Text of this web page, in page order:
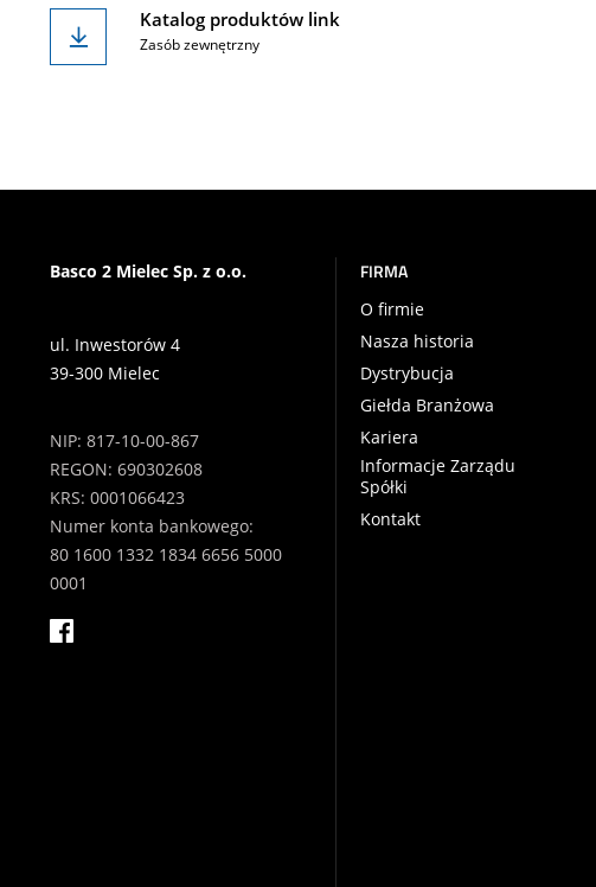
Katalog produktów link
Zasób zewnętrzny
Basco 2 Mielec Sp. z o.o.
ul. Inwestorów 4
39-300 Mielec
NIP: 817-10-00-867
REGON: 690302608
KRS: 0001066423
Numer konta bankowego:
80 1600 1332 1834 6656 5000
0001
FIRMA
O firmie
Nasza historia
Dystrybucja
Giełda Branżowa
Kariera
Informacje Zarządu
Spółki
Kontakt